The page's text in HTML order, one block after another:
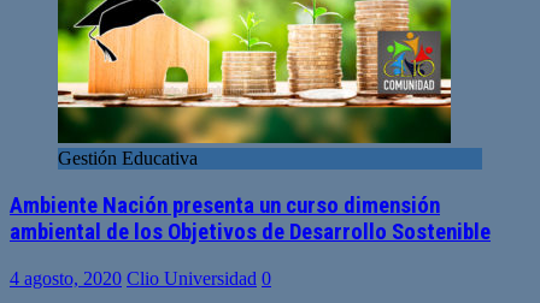
Gestión Educativa
Ambiente Nación presenta un curso dimensión
ambiental de los Objetivos de Desarrollo Sostenible
4 agosto, 2020 Clio Universidad 0